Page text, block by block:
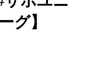
グ】